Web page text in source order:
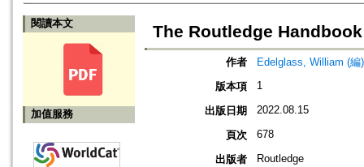
閱讀本文
加值服務
The Routledge
作者
Edelglass, William (編)
版本項
1
出版日期 2022.08.15
頁次 678
出版者 Routledge